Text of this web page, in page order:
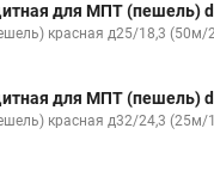
для МПТ (пешель)
красная д25/18,3
для МПТ (пешель)
красная д32/24,3